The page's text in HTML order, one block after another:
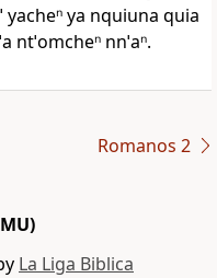
yacheⁿ ya nquiuna quia
ntˈomcheⁿ nnˈaⁿ.
Romanos 2
La Liga Biblica